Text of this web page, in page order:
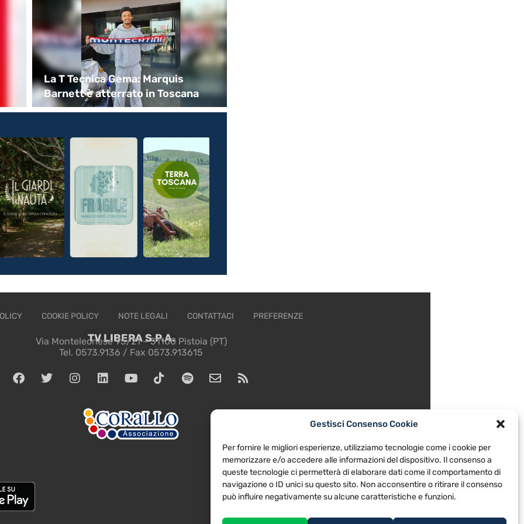
Gestisci Consenso Cookie
Per fornire le migliori esperienze, utilizziamo tecnologie come i cookie per
memorizzare e/o accedere alle informazioni del dispositivo. Il consenso a
queste tecnologie ci permetterà di elaborare dati come il comportamento di
navigazione o ID unici su questo sito. Non acconsentire o ritirare il consenso
può influire negativamente su alcune caratteristiche e funzioni.
La T Tecnica Gema: Marquis
Barnett è atterrato in Toscana
COOKIE POLICY NOTE LEGALI CONTATTACI PREFERENZE
TV LIBERA S.P.A.
Via Monteleonese 95/21 – 51100 Pistoia (PT)
Tel. 0573.9136 / Fax 0573.913615